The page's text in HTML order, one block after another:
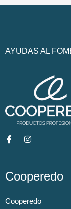
AYUDAS AL
Cooperedo
Cooperedo